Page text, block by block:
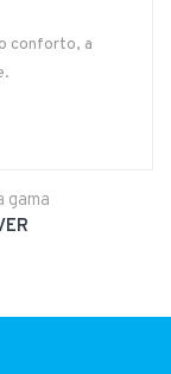
conforto, a
gama